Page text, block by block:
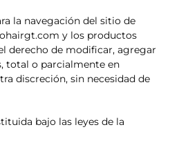
la navegación del sitio de
y los productos
derecho de modificar, agregar
total o parcialmente en
discreción, sin necesidad de
bajo las leyes de la